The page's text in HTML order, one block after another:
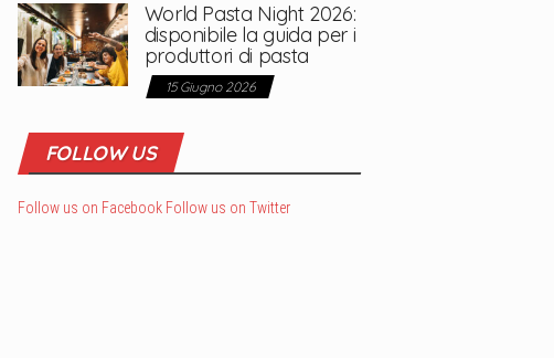
World Pasta Night 2026:
disponibile la guida per i
produttori di pasta
15 Giugno 2026
FOLLOW US
Follow us on Facebook Follow us on Twitter